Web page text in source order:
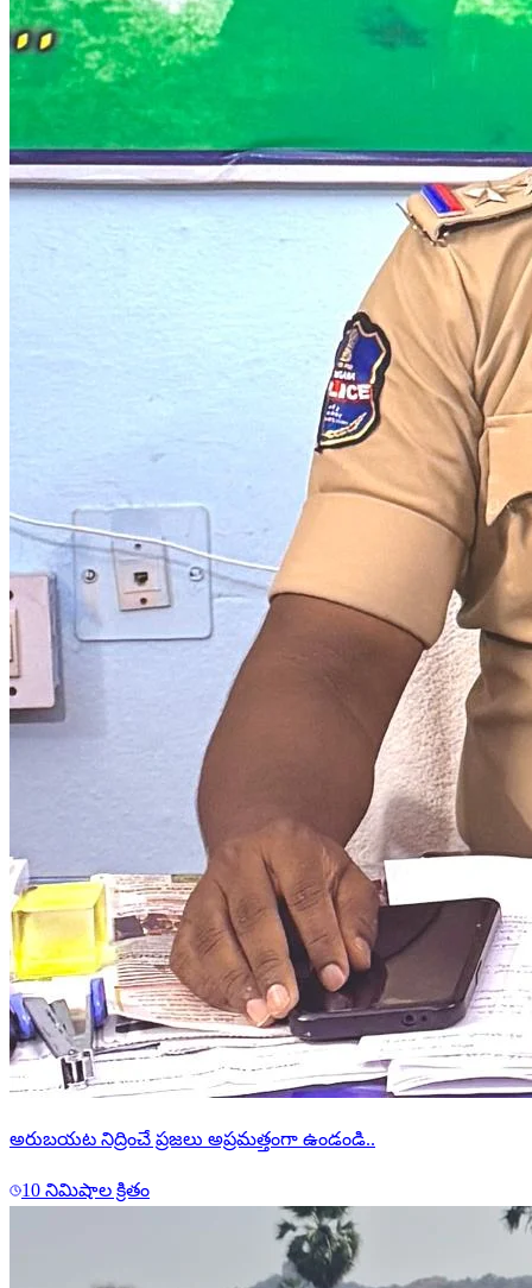
అరుబయట నిద్రించే ప్రజలు అప్రమత్తంగా ఉండండి..
10 నిమిషాల క్రితం